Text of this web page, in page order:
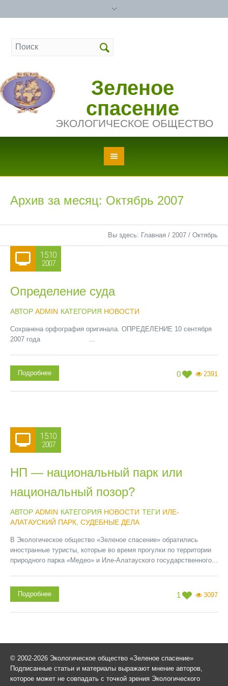
Зеленое
спасение
ЭКОЛОГИЧЕСКОЕ ОБЩЕСТВО
Архив за месяц: Октябрь 2007
Вы здесь: Главная / 2007 / Октябрь
15.10
2007
Определение суда
АВТОР ADMIN КАТЕГОРИЯ НОВОСТИ
Сохранена орфография оригинала. ОПРЕДЕЛЕНИЕ 10 сентября
2007 года ...
0 2391
Подробнее
15.10
2007
НП — национальный парк или
национальный позор?
АВТОР ADMIN КАТЕГОРИЯ НОВОСТИ ТЕГИ ИЛЕ-
АЛАТАУСКИЙ ПАРК СУДЕБНЫЕ ДЕЛА
В Экологическое общество «Зеленое спасение» обратились
иностранные туристы, которые во время прогулки по территории
природного парка «Медео» и Иле-Алатауского государственного...
1 3097
Подробнее
© 2002-2026 Экологическое общество «Зеленое спасение»
Подписанные статьи и материалы выражают мнение авторов,
которое может не совпадать с точкой зрения Экологического